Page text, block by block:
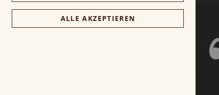
r
i
ALLE AKZEPTIEREN